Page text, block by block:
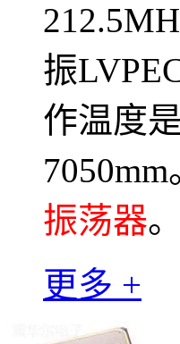
振
作温度
振荡器。
更多 +